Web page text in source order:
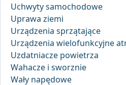
Uchwyty samochodowe
Uprawa ziemi
Urządzenia sprzątające
Urządzenia wielofunkcyjne
Uzdatniacze powietrza
Wahacze i sworznie
Wały napędowe